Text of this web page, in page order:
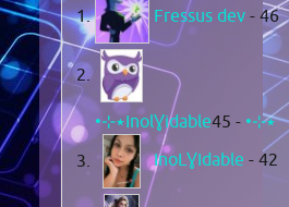
Fressus dev - 46
•⊹٭InolƔidable٭⊹• - 45
InoLƔIdable - 42